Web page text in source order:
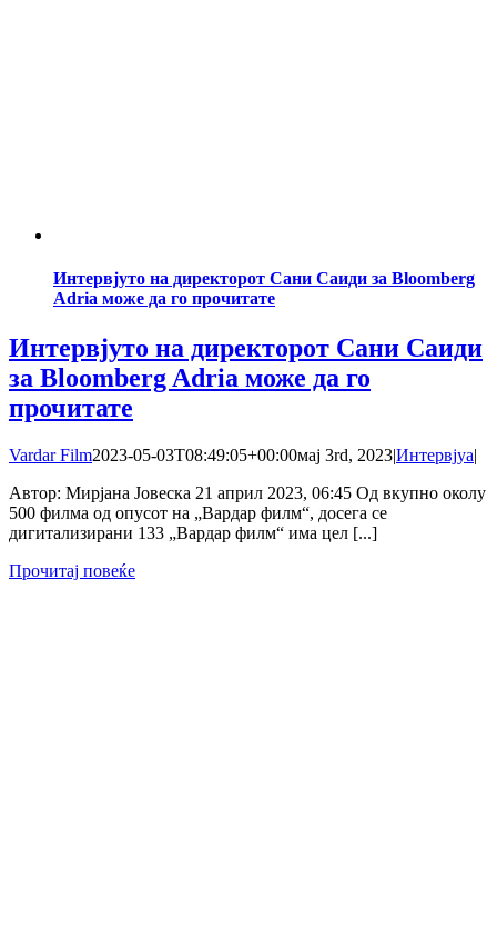
Интервјуто на директорот Сани Саиди за Bloomberg
Adria може да го прочитате
Интервјуто на директорот Сани Саиди
за Bloomberg Adria може да го
прочитате
Vardar Film2023-05-03T08:49:05+00:00мај 3rd, 2023|Интервјуа|
Автор: Мирјана Јовеска 21 април 2023, 06:45 Од вкупно околу
500 филма од опусот на „Вардар филм“, досега се
дигитализирани 133 „Вардар филм“ има цел [...]
Прочитај повеќе